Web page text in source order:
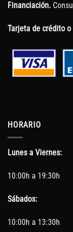
Financiación.
Tarjeta de crédito
HORARIO
Lunes a Viernes:
10:00h a 19:30h
Sábados:
10:00h a 13:30h